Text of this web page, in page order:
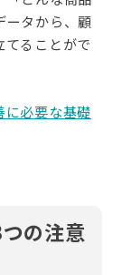
ータから、顧
ることがで
に必要な基礎
の注意